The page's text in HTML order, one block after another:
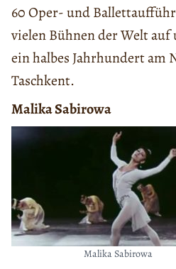
60 Oper- und
vielen Bühnen der Welt
ein halbes Jahrhundert am
Taschkent.
Malika Sabirowa
Malika Sabirowa